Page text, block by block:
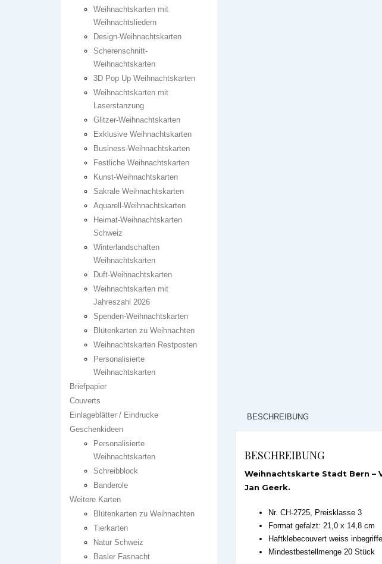
BESCHREIBUNG
BESCHREIBUNG
Weihnachtskarte Stadt Bern
Jan Geerk.
Nr. CH-2725, Preisklasse 3
Format gefalzt: 21,0 x 14,8 cm
Haftklebecouvert weiss
Mindestbestellmenge 20 Stück
Weihnachtskarten mit
Weihnachtsliedern
Design-Weihnachtskarten
Scherenschnitt-
Weihnachtskarten
3D Pop Up Weihnachtskarten
Weihnachtskarten mit
Laserstanzung
Glitzer-Weihnachtskarten
Exklusive Weihnachtskarten
Business-Weihnachtskarten
Festliche Weihnachtskarten
Kunst-Weihnachtskarten
Sakrale Weihnachtskarten
Aquarell-Weihnachtskarten
Heimat-Weihnachtskarten
Schweiz
Winterlandschaften
Weihnachtskarten
Duft-Weihnachtskarten
Weihnachtskarten mit
Jahreszahl 2026
Spenden-Weihnachtskarten
Blütenkarten zu Weihnachten
Weihnachtskarten Restposten
Personalisierte
Weihnachtskarten
Briefpapier
Couverts
Einlageblätter / Eindrucke
Geschenkideen
Personalisierte
Weihnachtskarten
Schreibblock
Banderole
Weitere Karten
Blütenkarten zu Weihnachten
Tierkarten
Natur Schweiz
Basler Fasnacht